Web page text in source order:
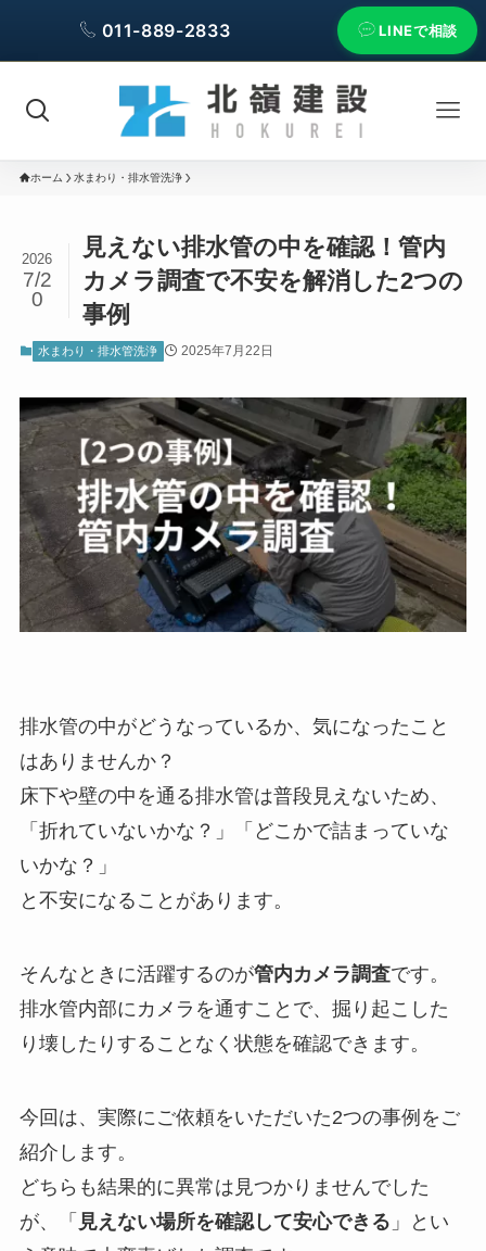
011-889-2833 LINEで相談
ホーム 水まわり・排水管洗浄
見えない排水管の中を確認！管内
カメラ調査で不安を解消した2つの
事例
2026
7/2
0
水まわり・排水管洗浄 2025年7月22日
排水管の中がどうなっているか、気になったこと
はありませんか？
床下や壁の中を通る排水管は普段見えないため、
「折れていないかな？」「どこかで詰まっていな
いかな？」
と不安になることがあります。
そんなときに活躍するのが管内カメラ調査です。
排水管内部にカメラを通すことで、掘り起こした
り壊したりすることなく状態を確認できます。
今回は、実際にご依頼をいただいた2つの事例をご
紹介します。
どちらも結果的に異常は見つかりませんでした
が、「 見えない場所を確認して安心できる 」とい